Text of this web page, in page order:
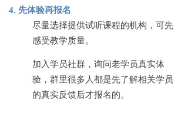
4. 先体验再报名
尽量选择提供试听课程的机构，可先
感受教学质量。
加入学员社群，询问老学员真实体
验，群里很多人都是先了解相关学员
的真实反馈后才报名的。